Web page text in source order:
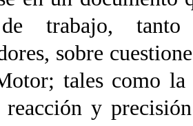
trabajo, tanto
sobre
tales como la
reacción y